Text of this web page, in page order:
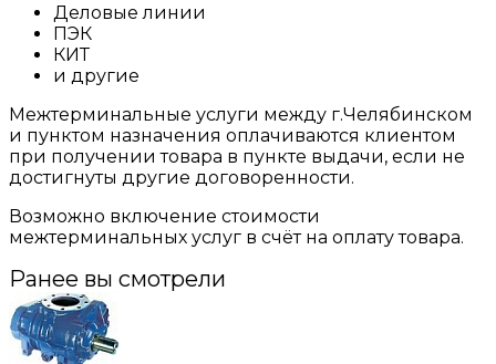
Деловые линии
ПЭК
КИТ
и другие
Межтерминальные услуги между г.Челябинском
и пунктом назначения оплачиваются клиентом
при получении товара в пункте выдачи, если не
достигнуты другие договоренности.
Возможно включение стоимости
межтерминальных услуг в счёт на оплату товара.
Ранее вы смотрели